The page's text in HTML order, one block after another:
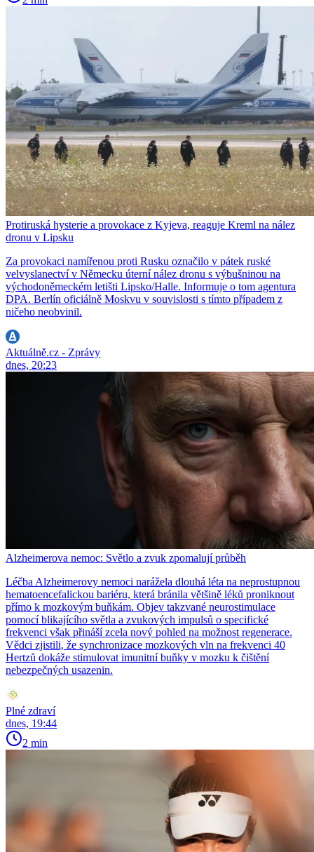
Protiruská hysterie a provokace z Kyjeva, reaguje Kreml na nález
dronu v Lipsku
Za provokaci namířenou proti Rusku označilo v pátek ruské
velvyslanectví v Německu úterní nález dronu s výbušninou na
východoněmeckém letišti Lipsko/Halle. Informuje o tom agentura
DPA. Berlín oficiálně Moskvu v souvislosti s tímto případem z
ničeho neobvinil.
Aktuálně.cz - Zprávy
dnes, 20:23
Alzheimerova nemoc: Světlo a zvuk zpomalují průběh
Léčba Alzheimerovy nemoci narážela dlouhá léta na neprostupnou
hematoencefalickou bariéru, která bránila většině léků proniknout
přímo k mozkovým buňkám. Objev takzvané neurostimulace
pomocí blikajícího světla a zvukových impulsů o specifické
frekvenci však přináší zcela nový pohled na možnost regenerace.
Vědci zjistili, že synchronizace mozkových vln na frekvenci 40
Hertzů dokáže stimulovat imunitní buňky v mozku k čištění
nebezpečných usazenin.
Plné zdraví
dnes, 19:44
2 min